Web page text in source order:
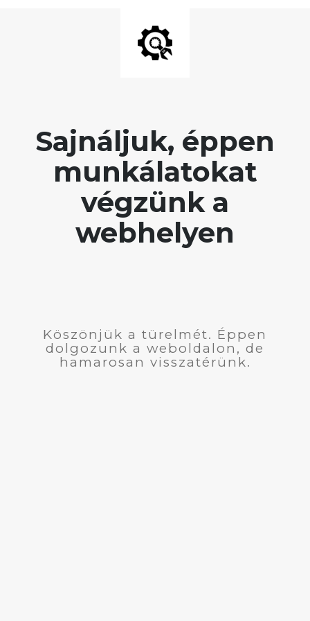
Sajnáljuk, éppen
munkálatokat
végzünk a
webhelyen
Köszönjük a türelmét. Éppen
dolgozunk a weboldalon, de
hamarosan visszatérünk.